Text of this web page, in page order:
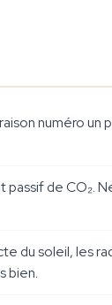
numéro un
de CO₂.
du soleil, les
bien.